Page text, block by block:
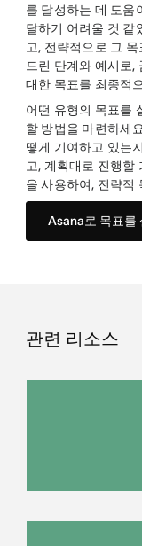
를 달성하는 데 도움
달하기 어려울 것 같
고, 전략적으로 그
드린 단계와 예시로,
대한 목표를 최종적
어떤 유형의 목표를
할 방법을 마련하세
떻게 기여하고 있는
고, 계획대로 진행할
을 사용하여, 전략적
Asana로 목표를
관련 리소스